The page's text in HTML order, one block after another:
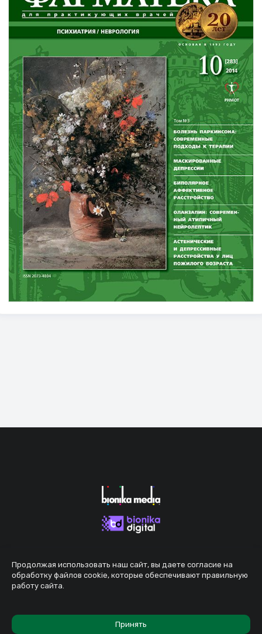
Продолжая использовать наш сайт, вы даете согласие на
обработку файлов cookie, которые обеспечивают правильную
работу сайта.
Принять